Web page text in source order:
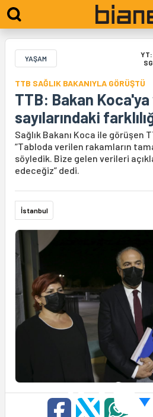
YAŞAM YT:
TTB SAĞLIK BAKANIYLA GÖRÜŞTÜ
TTB: Bakan Koca'ya
sayılarındaki
Sağlık Bakanı Koca ile görüşen
“Tabloda verilen rakamların
söyledik. Bize gelen verileri
edeceğiz” dedi.
İstanbul